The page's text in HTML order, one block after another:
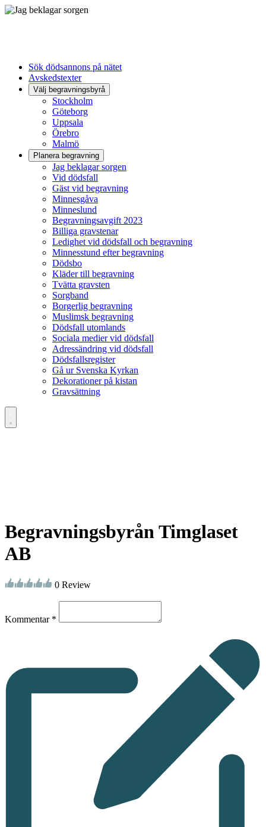
Sök dödsannons på nätet
Avskedstexter
Välj begravningsbyrå
Stockholm
Göteborg
Uppsala
Örebro
Malmö
Planera begravning
Jag beklagar sorgen
Vid dödsfall
Gäst vid begravning
Minnesgåva
Minneslund
Begravningsavgift 2023
Billiga gravstenar
Ledighet vid dödsfall och begravning
Minnesstund efter begravning
Dödsbo
Kläder till begravning
Tvätta gravsten
Sorgband
Borgerlig begravning
Muslimsk begravning
Dödsfall utomlands
Sociala medier vid dödsfall
Adressändring vid dödsfall
Dödsfallsregister
Gå ur Svenska Kyrkan
Dekorationer på kistan
Gravsättning
Begravningsbyrån Timglaset
AB
0 Review
Kommentar *